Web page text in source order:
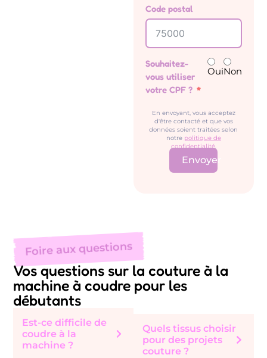
Code postal
Souhaitez-
vous utiliser
votre CPF ?
OuiNon
En envoyant, vous acceptez
d'être contacté et que vos
données soient traitées selon
notre politique de
confidentialité.
Envoyer
Foire aux questions
Vos questions sur la couture à la
machine à coudre pour les
débutants
Est-ce difficile de
coudre à la
machine ?
Quels tissus choisir
pour des projets
couture ?